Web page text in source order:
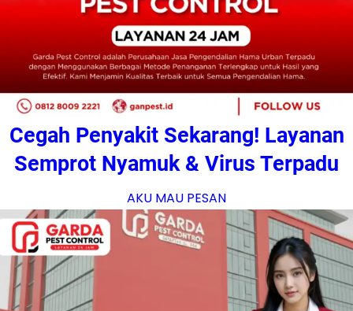
Cegah Penyakit Sekarang! Layanan
Semprot Nyamuk & Virus Terpadu
AKU MAU PESAN